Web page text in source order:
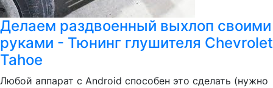
Делаем раздвоенный выхлоп своими
руками - Тюнинг глушителя Chevrolet
Tahoe
Любой аппарат с Android способен это сделать (нужно